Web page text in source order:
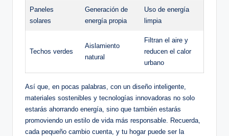
Paneles
solares
Generación de
energía propia
Uso de energía
limpia
Techos verdes
Aislamiento
natural
Filtran el aire y
reducen el calor
urbano
Así que, en pocas palabras, con un diseño inteligente,
materiales sostenibles y tecnologías innovadoras no solo
estarás ahorrando energía, sino que también estarás
promoviendo un estilo de vida más responsable. Recuerda,
cada pequeño cambio cuenta, y tu hogar puede ser la